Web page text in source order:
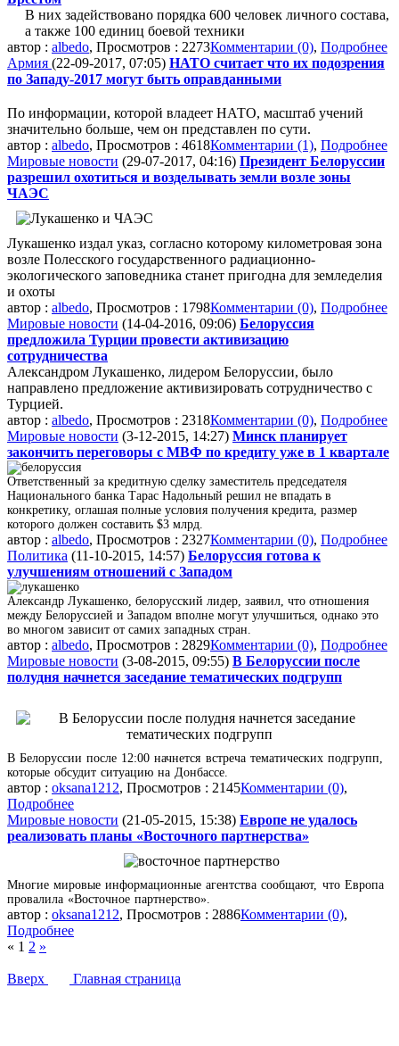
В них задействовано порядка 600 человек личного состава,
а также 100 единиц боевой техники
автор : albedo, Просмотров : 2273Комментарии (0), Подробнее
Армия (22-09-2017, 07:05) НАТО считает что их подозрения
по Западу-2017 могут быть оправданными
По информации, которой владеет НАТО, масштаб учений
значительно больше, чем он представлен по сути.
автор : albedo, Просмотров : 4618Комментарии (1), Подробнее
Мировые новости (29-07-2017, 04:16) Президент Белоруссии
разрешил охотиться и возделывать земли возле зоны
ЧАЭС
Лукашенко издал указ, согласно которому километровая зона
возле Полесского государственного радиационно-
экологического заповедника станет пригодна для земледелия
и охоты
автор : albedo, Просмотров : 1798Комментарии (0), Подробнее
Мировые новости (14-04-2016, 09:06) Белоруссия
предложила Турции провести активизацию
сотрудничества
Александром Лукашенко, лидером Белоруссии, было
направлено предложение активизировать сотрудничество с
Турцией.
автор : albedo, Просмотров : 2318Комментарии (0), Подробнее
Мировые новости (3-12-2015, 14:27) Минск планирует
закончить переговоры с МВФ по кредиту уже в 1 квартале
Ответственный за кредитную сделку заместитель председателя
Национального банка Тарас Надольный решил не впадать в
конкретику, оглашая полные условия получения кредита, размер
которого должен составить $3 млрд.
автор : albedo, Просмотров : 2327Комментарии (0), Подробнее
Политика (11-10-2015, 14:57) Белоруссия готова к
улучшениям отношений с Западом
Александр Лукашенко, белорусский лидер, заявил, что отношения
между Белоруссией и Западом вполне могут улучшиться, однако это
во многом зависит от самих западных стран.
автор : albedo, Просмотров : 2829Комментарии (0), Подробнее
Мировые новости (3-08-2015, 09:55) В Белоруссии после
полудня начнется заседание тематических подгрупп
В Белоруссии после 12:00 начнется встреча тематических подгрупп,
которые обсудит ситуацию на Донбассе.
автор : oksana1212, Просмотров : 2145Комментарии (0),
Подробнее
Мировые новости (21-05-2015, 15:38) Европе не удалось
реализовать планы «Восточного партнерства»
Многие мировые информационные агентства сообщают, что Европа
провалила «Восточное партнерство».
автор : oksana1212, Просмотров : 2886Комментарии (0),
Подробнее
« 1 2 »
Вверх Главная страница